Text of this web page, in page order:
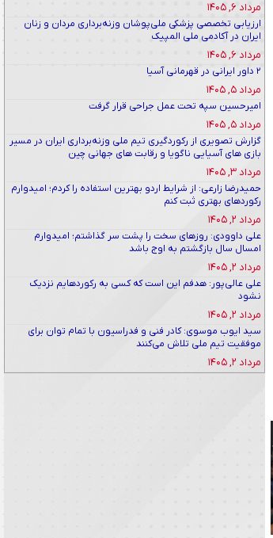
مرداد ۶, ۱۴۰۵
ارزیابی تخصصی پزشکی ملی‌پوشان وزنه‌برداری مردان و زنان
ایران در آکادمی ملی المپیک
مرداد ۶, ۱۴۰۵
۲ داور ایرانی در قهرمانی آسیا
مرداد ۵, ۱۴۰۵
امیرحسین سپه تحت عمل جراحی قرار گرفت
مرداد ۵, ۱۴۰۵
گزارش تصویری از رکوردگیری تیم ملی وزنه‌برداری ایران در مسیر
بازی های آسیایی ناگویا و رقابت های جهانی چین
مرداد ۳, ۱۴۰۵
حمیدرضا زارعی: از شرایط اردو بهترین استفاده را کردم؛ امیدوارم
رکوردهای بهتری ثبت کنم
مرداد ۲, ۱۴۰۵
علی داوودی: روزهای سخت را پشت سر گذاشتم؛ امیدوارم
امسال سال بازگشتم به اوج باشد
مرداد ۲, ۱۴۰۵
علی عالی‌پور: هدفم این است که کسی به رکوردهایم نزدیک
نشود
مرداد ۲, ۱۴۰۵
سید ایوب موسوی: کادر فنی و فدراسیون با تمام توان برای
موفقیت تیم ملی تلاش می‌کنند
مرداد ۲, ۱۴۰۵